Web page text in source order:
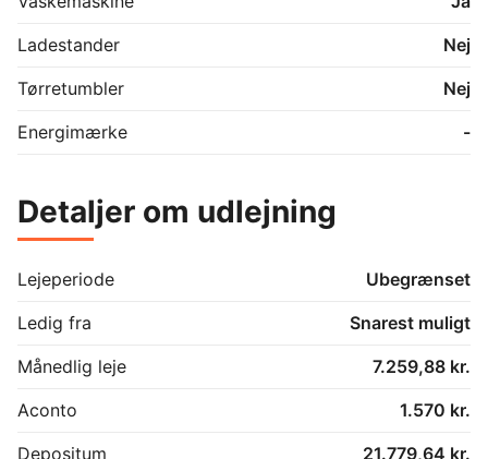
Ladestander
Nej
Tørretumbler
Nej
Energimærke
-
Detaljer om udlejning
Lejeperiode
Ubegrænset
Ledig fra
Snarest muligt
Månedlig leje
7.259,88 kr.
Aconto
1.570 kr.
Depositum
21.779,64 kr.